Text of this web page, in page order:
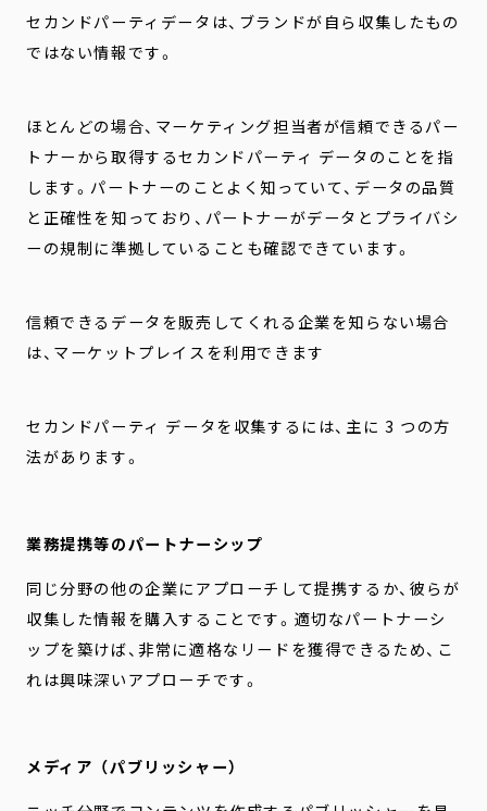
セカンドパーティデータは、ブランドが自ら収集したもの
ではない情報です。
ほとんどの場合、マーケティング担当者が信頼できるパー
トナーから取得するセカンドパーティ データのことを指
します。パートナーのことよく知っていて、データの品質
と正確性を知っており、パートナーがデータとプライバシ
ーの規制に準拠していることも確認できています。
信頼できるデータを販売してくれる企業を知らない場合
は、マーケットプレイスを利用できます
セカンドパーティ データを収集するには、主に 3 つの方
法があります。
業務提携等のパートナーシップ
同じ分野の他の企業にアプローチして提携するか、彼らが
収集した情報を購入することです。適切なパートナーシ
ップを築けば、非常に適格なリードを獲得できるため、こ
れは興味深いアプローチです。
メディア（パブリッシャー）